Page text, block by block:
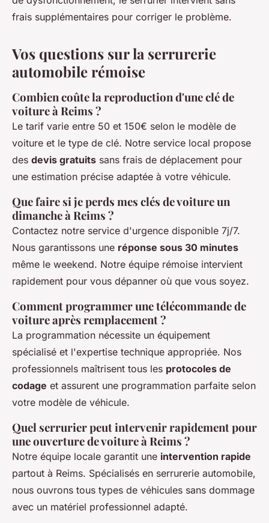
frais supplémentaires pour corriger le problème.
Vos questions sur la serrurerie
automobile rémoise
Combien coûte la reproduction d'une clé de
voiture à Reims ?
Le tarif varie entre 50 et 150€ selon le modèle de
voiture et le type de clé. Notre service local propose
des devis gratuits sans frais de déplacement pour
une estimation précise adaptée à votre véhicule.
Que faire si je perds mes clés de voiture un
dimanche à Reims ?
Contactez notre service d'urgence disponible 7j/7.
Nous garantissons une réponse sous 30 minutes
même le weekend. Notre équipe rémoise intervient
rapidement pour vous dépanner où que vous soyez.
Comment programmer une télécommande de
voiture après remplacement ?
La programmation nécessite un équipement
spécialisé et l'expertise technique appropriée. Nos
professionnels maîtrisent tous les protocoles de
codage et assurent une programmation parfaite selon
votre modèle de véhicule.
Quel serrurier peut intervenir rapidement pour
une ouverture de voiture à Reims ?
Notre équipe locale garantit une intervention rapide
partout à Reims. Spécialisés en serrurerie automobile,
nous ouvrons tous types de véhicules sans dommage
avec un matériel professionnel adapté.